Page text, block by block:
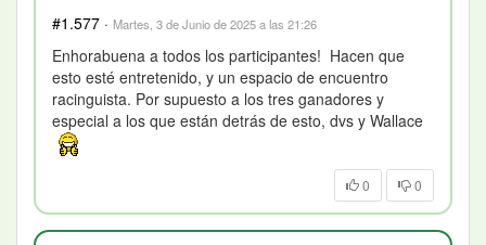
#1.577 · Martes, 3 de Junio de 2025 a las 21:26
Enhorabuena a todos los participantes! Hacen que
esto esté entretenido, y un espacio de encuentro
racinguista. Por supuesto a los tres ganadores y
especial a los que están detrás de esto, dvs y Wallace
0 0